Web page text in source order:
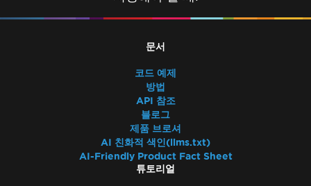
문서
코드 예제
방법
API 참조
블로그
제품 브로셔
AI 친화적 색인(llms.txt)
AI-Friendly Product Fact Sheet
튜토리얼